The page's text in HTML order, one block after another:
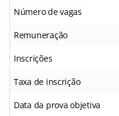
Número de vagas
Remuneração
Inscrições
Taxa de inscrição
Data da prova objetiva